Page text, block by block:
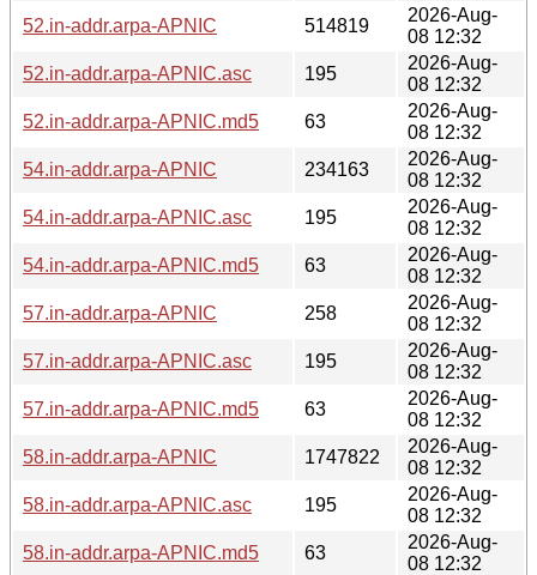
52.in-addr.arpa-APNIC
514819
2026-Aug-
08 12:32
52.in-addr.arpa-APNIC.asc
195
2026-Aug-
08 12:32
52.in-addr.arpa-APNIC.md5
63
2026-Aug-
08 12:32
54.in-addr.arpa-APNIC
234163
2026-Aug-
08 12:32
54.in-addr.arpa-APNIC.asc
195
2026-Aug-
08 12:32
54.in-addr.arpa-APNIC.md5
63
2026-Aug-
08 12:32
57.in-addr.arpa-APNIC
258
2026-Aug-
08 12:32
57.in-addr.arpa-APNIC.asc
195
2026-Aug-
08 12:32
57.in-addr.arpa-APNIC.md5
63
2026-Aug-
08 12:32
58.in-addr.arpa-APNIC
1747822
2026-Aug-
08 12:32
58.in-addr.arpa-APNIC.asc
195
2026-Aug-
08 12:32
58.in-addr.arpa-APNIC.md5
63
2026-Aug-
08 12:32